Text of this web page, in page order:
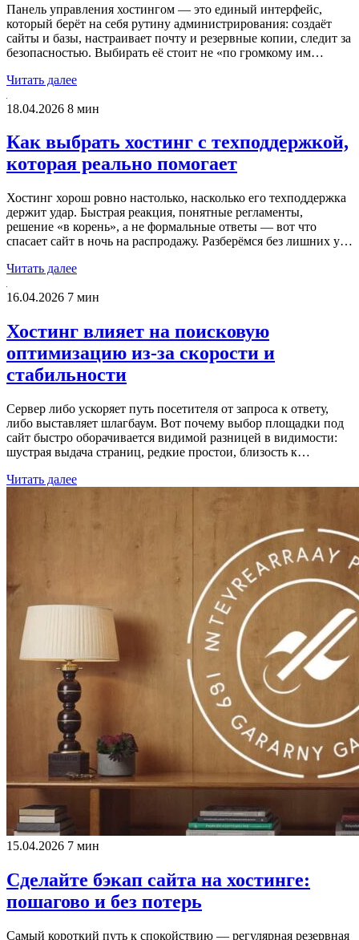
Панель управления хостингом — это единый интерфейс,
который берёт на себя рутину администрирования: создаёт
сайты и базы, настраивает почту и резервные копии, следит за
безопасностью. Выбирать её стоит не «по громкому им…
Читать далее
18.04.2026 8 мин
Как выбрать хостинг с техподдержкой,
которая реально помогает
Хостинг хорош ровно настолько, насколько его техподдержка
держит удар. Быстрая реакция, понятные регламенты,
решение «в корень», а не формальные ответы — вот что
спасает сайт в ночь на распродажу. Разберёмся без лишних у…
Читать далее
16.04.2026 7 мин
Хостинг влияет на поисковую
оптимизацию из‑за скорости и
стабильности
Сервер либо ускоряет путь посетителя от запроса к ответу,
либо выставляет шлагбаум. Вот почему выбор площадки под
сайт быстро оборачивается видимой разницей в видимости:
шустрая выдача страниц, редкие простои, близость к…
Читать далее
15.04.2026 7 мин
Сделайте бэкап сайта на хостинге:
пошагово и без потерь
Самый короткий путь к спокойствию — регулярная резервная